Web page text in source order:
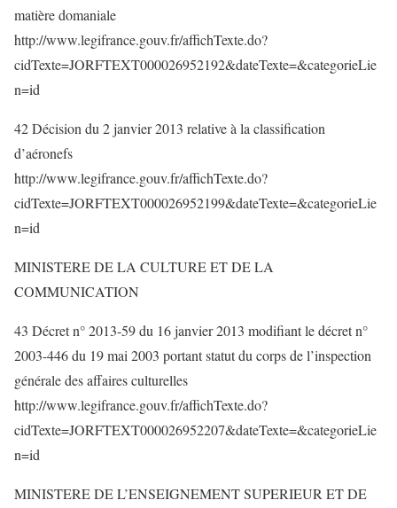
matière domaniale
http://www.legifrance.gouv.fr/affichTexte.do?
cidTexte=JORFTEXT000026952192&dateTexte=&categorieLie
n=id
42 Décision du 2 janvier 2013 relative à la classification
d’aéronefs
http://www.legifrance.gouv.fr/affichTexte.do?
cidTexte=JORFTEXT000026952199&dateTexte=&categorieLie
n=id
MINISTERE DE LA CULTURE ET DE LA
COMMUNICATION
43 Décret n° 2013-59 du 16 janvier 2013 modifiant le décret n°
2003-446 du 19 mai 2003 portant statut du corps de l’inspection
générale des affaires culturelles
http://www.legifrance.gouv.fr/affichTexte.do?
cidTexte=JORFTEXT000026952207&dateTexte=&categorieLie
n=id
MINISTERE DE L’ENSEIGNEMENT SUPERIEUR ET DE